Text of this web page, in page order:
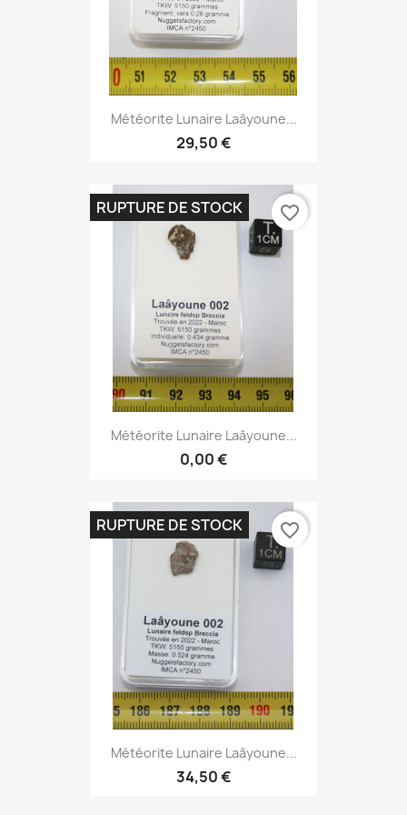
Météorite Lunaire Laâyoune...
29,50 €
Météorite Lunaire Laâyoune...
0,00 €
RUPTURE DE STOCK favorite_border
Météorite Lunaire Laâyoune...
34,50 €
RUPTURE DE STOCK favorite_border